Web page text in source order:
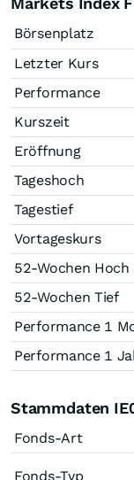
Börsenplatz
Letzter Kurs
Performance
Kurszeit
Eröffnung
Tageshoch
Tagestief
Vortageskurs
52-Wochen Hoch
52-Wochen Tief
Performance 1
Performance 1
Stammdaten
Fonds-Art
Fonds-Typ